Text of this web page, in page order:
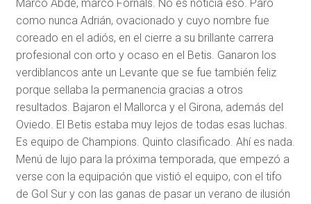
Marcó Abde, marcó Fornals. No es noticia eso. Paró
como nunca Adrián, ovacionado y cuyo nombre fue
coreado en el adiós, en el cierre a su brillante carrera
profesional con orto y ocaso en el Betis. Ganaron los
verdiblancos ante un Levante que se fue también feliz
porque sellaba la permanencia gracias a otros
resultados. Bajaron el Mallorca y el Girona, además del
Oviedo. El Betis estaba muy lejos de todas esas luchas.
Es equipo de Champions. Quinto clasificado. Ahí es nada.
Menú de lujo para la próxima temporada, que empezó a
verse con la equipación que vistió el equipo, con el tifo
de Gol Sur y con las ganas de pasar un verano de ilusión